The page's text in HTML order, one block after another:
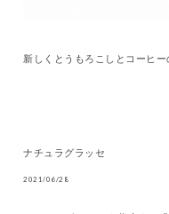
新しくとうもろこしとコーヒー
ナチュラグラッセ
2021/06/28